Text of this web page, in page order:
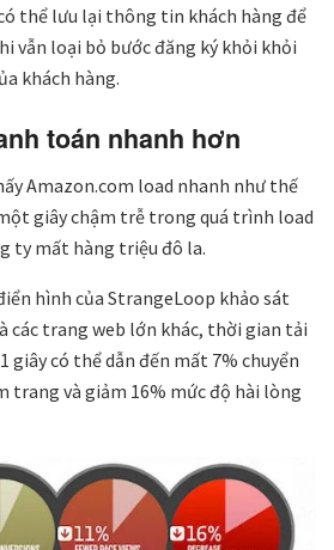
thể lưu lại thông tin khách hàng để
vẫn loại bỏ bước đăng ký khỏi khỏi
khách hàng.
toán nhanh hơn
Amazon.com load nhanh như thế
giây chậm trễ trong quá trình load
ty mất hàng triệu đô la.
hình của StrangeLoop khảo sát
các trang web lớn khác, thời gian tải
có thể dẫn đến mất 7% chuyển
trang và giảm 16% mức độ hài lòng